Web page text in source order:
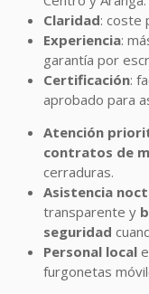
Claridad: coste
Experiencia:
garantía por
Certificación:
aprobado para
Atención
contratos de
cerraduras.
Asistencia
transparente y
seguridad
Personal local
furgonetas